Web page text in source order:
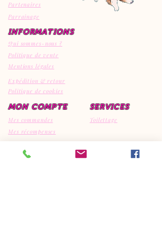
Partenaires
Parrainage
INFORMATIONS
Qui sommes-nous ?
Politique de vente
Mentions légales
Expédition & retour
Politique de cookies
MON COMPTE SERVICES
Mes commandes
Toilettage
Mes récompenses
CONTACT